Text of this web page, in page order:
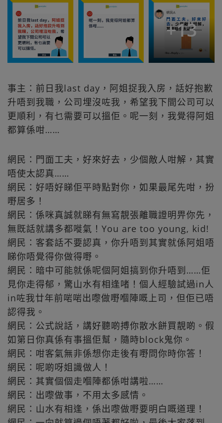
+13
事主：前日我last day，阿姐捉我入房，話好抱歉
升唔到我職，公司埋沒咗我，希望我下間公司可以
更順利，有乜需要可以搵佢。呢一刻，我覺得阿姐
都算係咁……
網民：門面工夫，好來好去，少個敵人咁解，其實
唔使太認真……
網民：好唔好睇佢平時點對你，如果最尾先咁，扮
嘢居多！
網民：係咪真誠就睇有無寫靚張離職證明畀你先，
無既話就講多都嘥氣！You are too young, kid!
網民：客套話不要認真，你升唔到其實就係阿姐唔
睇你唔覺得你做得嘢。
網民：暗中可能就係呢個阿姐搞到你升唔到……佢
見你走得郁，驚山水有相逢啫！個人經驗試過in人
in咗我廿年前啱啱出嚟做嘢嗰陣嘅上司，但佢已唔
認得我。
網民：公式說話，講好聽啲搏你散水餅買靚啲。假
如第日你真係有事搵佢幫，隨時block鬼你。
網民：咁客氣無非係想你走後有嘢問你時你答！
網民：呢啲呀姐識做人！
網民：其實個個走嗰陣都係咁講啦……
網民：出嚟做事，不用太多感情。
網民：山水有相逢，係出嚟做嘢要明白嘅道理！